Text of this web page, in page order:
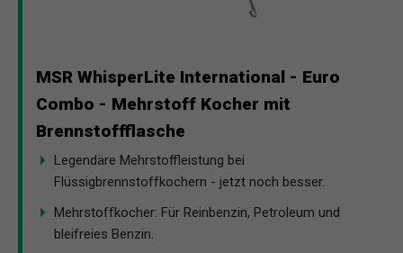
MSR WhisperLite International - Euro
Combo - Mehrstoff Kocher mit
Brennstoffflasche
Legendäre Mehrstoffleistung bei
Flüssigbrennstoffkochern - jetzt noch besser.
Mehrstoffkocher: Für Reinbenzin, Petroleum und
bleifreies Benzin.